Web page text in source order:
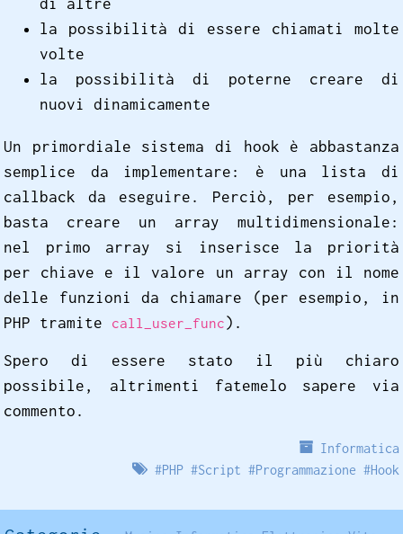
la possibilità di essere chiamati molte
volte
la possibilità di poterne creare di
nuovi dinamicamente
Un primordiale sistema di hook è abbastanza
semplice da implementare: è una lista di
callback da eseguire. Perciò, per esempio,
basta creare un array multidimensionale:
nel primo array si inserisce la priorità
per chiave e il valore un array con il nome
delle funzioni da chiamare (per esempio, in
PHP tramite call_user_func).
Spero di essere stato il più chiaro
possibile, altrimenti fatemelo sapere via
commento.
Informatica
#PHP#Script #Programmazione #Hook